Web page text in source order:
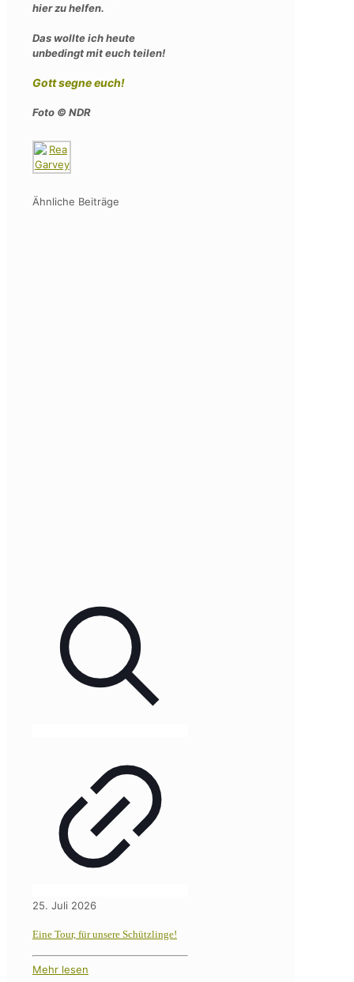
hier zu helfen.
Das wollte ich heute
unbedingt mit euch teilen!
Gott segne euch!
Foto © NDR
Ähnliche Beiträge
25. Juli 2026
Eine Tour, für unsere Schützlinge!
Mehr lesen